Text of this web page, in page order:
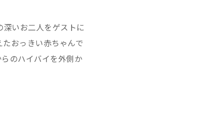
いお二人をゲストに
おっきい赤ちゃんで
のハイバイを外側か